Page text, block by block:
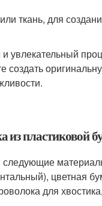
ткань, для
увлекательный
из пластиковой
цветная
для